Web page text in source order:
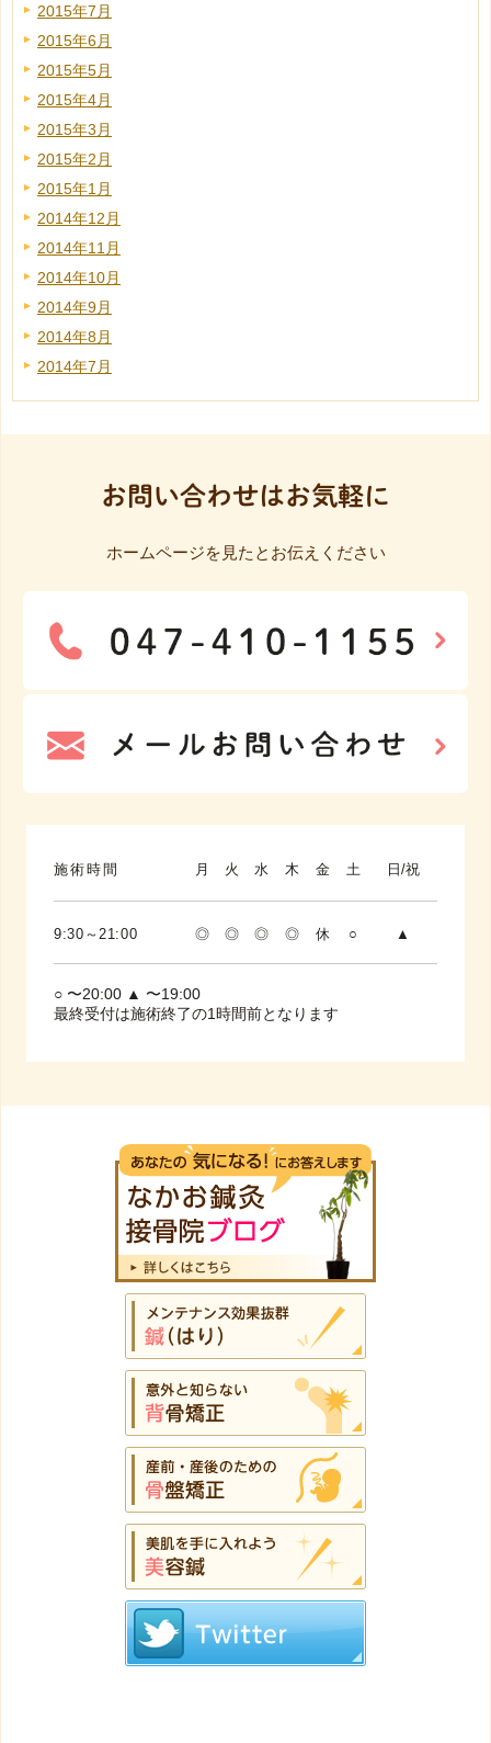
2015年7月
2015年6月
2015年5月
2015年4月
2015年3月
2015年2月
2015年1月
2014年12月
2014年11月
2014年10月
2014年9月
2014年8月
2014年7月
お問い合わせはお気軽に
ホームページを見たとお伝えください
施術時間 月 火 水 木 金 土 日/祝
9:30～21:00 ◎ ◎ ◎ ◎ 休 ○ ▲
○ 〜20:00 ▲ 〜19:00
最終受付は施術終了の1時間前となります